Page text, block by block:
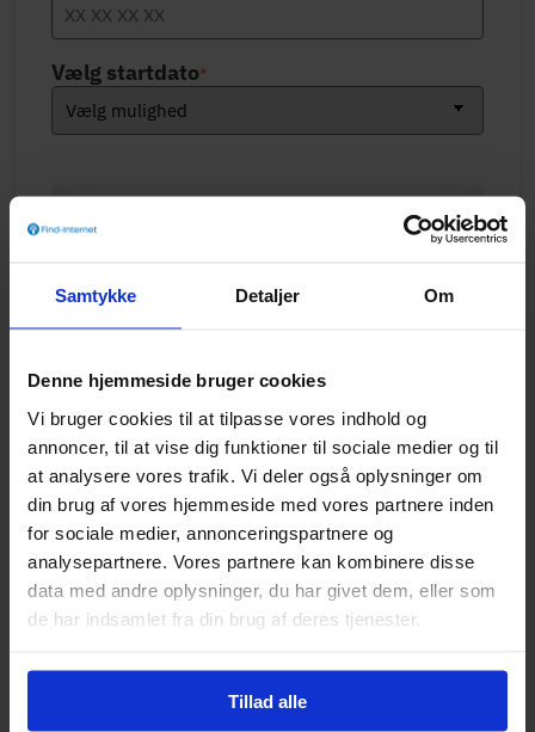
Samtykke Detaljer Om
Denne hjemmeside bruger cookies
Vi bruger cookies til at tilpasse vores indhold og
annoncer, til at vise dig funktioner til sociale medier og til
at analysere vores trafik. Vi deler også oplysninger om
din brug af vores hjemmeside med vores partnere inden
for sociale medier, annonceringspartnere og
analysepartnere. Vores partnere kan kombinere disse
data med andre oplysninger, du har givet dem, eller som
de har indsamlet fra din brug af deres tjenester.
Tillad alle
Vælg startdato*
Oprettelse
0 kr.
Levering
Total (1. md)
Jeg accepterer vilkår og betingelser for
TjekBredbånd
. Jeg er informeret om, at mine
personoplysninger behandles i henhold til
persondatapolitikken for hhv.TjekBredbånd
I samarbejde med